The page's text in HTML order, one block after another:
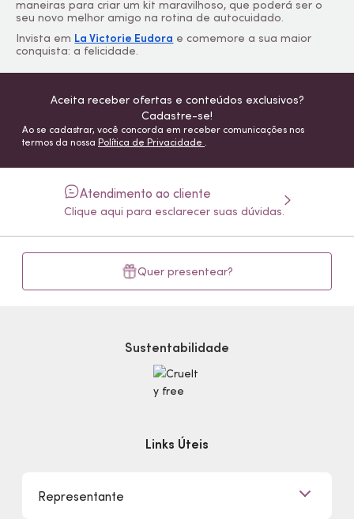
maneiras para criar um kit maravilhoso, que poderá ser o
seu novo melhor amigo na rotina de autocuidado.
Invista em La Victorie Eudora e comemore a sua maior
conquista: a felicidade.
Aceita receber ofertas e conteúdos exclusivos?
Cadastre-se!
Ao se cadastrar, você concorda em receber comunicações nos
termos da nossa Política de Privacidade .
Atendimento ao cliente
Clique aqui para esclarecer suas dúvidas.
Quer presentear?
Sustentabilidade
Links Úteis
Representante